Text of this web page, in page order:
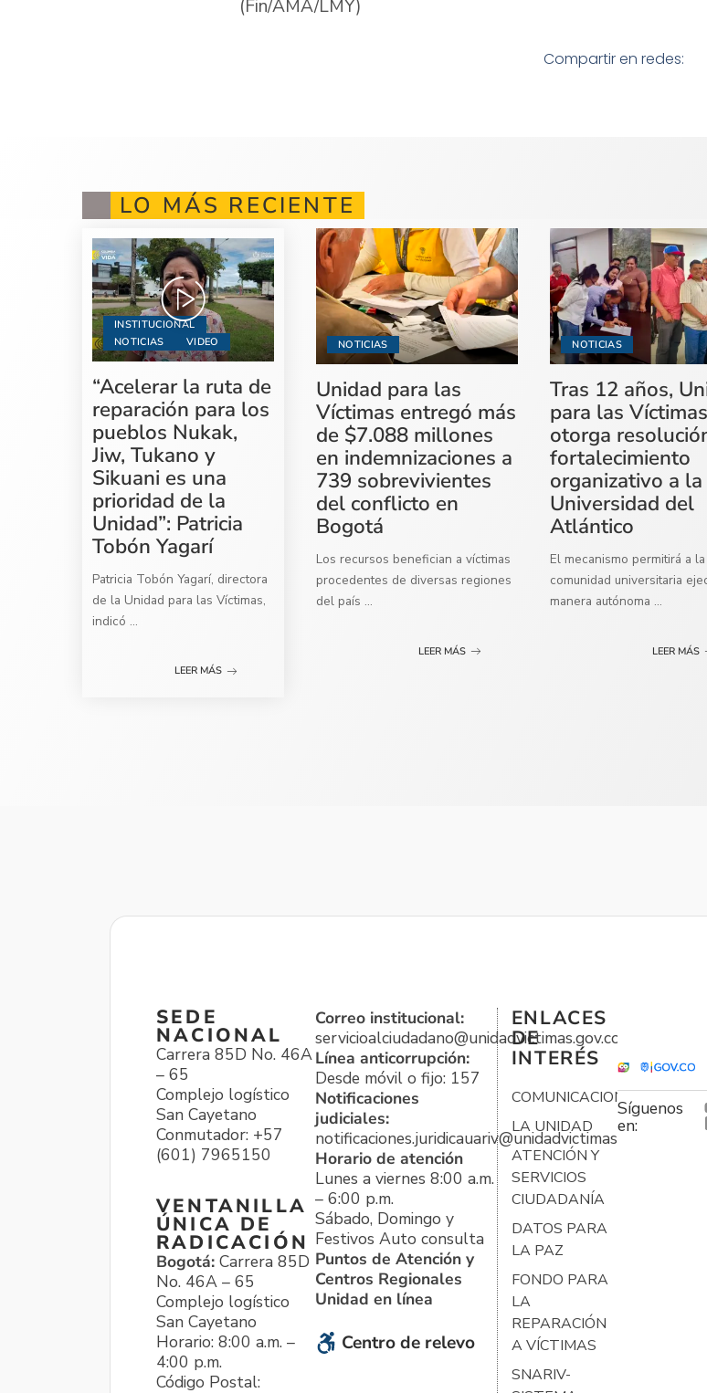
(Fin/AMA/LMY)
Compartir en redes:
LO MÁS RECIENTE
INSTITUCIONAL
NOTICIAS
VIDEO
“Acelerar la ruta de
reparación para los
pueblos Nukak,
Jiw, Tukano y
Sikuani es una
prioridad de la
Unidad”: Patricia
Tobón Yagarí
Patricia Tobón Yagarí, directora
de la Unidad para las Víctimas,
indicó ...
LEER MÁS
NOTICIAS
Unidad para las
Víctimas entregó más
de $7.088 millones
en indemnizaciones a
739 sobrevivientes
del conflicto en
Bogotá
Los recursos benefician a víctimas
procedentes de diversas regiones
del país ...
LEER MÁS
NOTICIAS
Tras 12 años,
para las Víctimas
otorga
fortalecimiento
organizativo a la
Universidad del
Atlántico
El mecanismo permitirá a la
comunidad universitaria
manera autónoma ...
LEER MÁS
SEDE
NACIONAL
Carrera 85D No. 46A
– 65
Complejo logístico
San Cayetano
Conmutador: +57
(601) 7965150
VENTANILLA
ÚNICA DE
RADICACIÓN
Bogotá: Carrera 85D
No. 46A – 65
Complejo logístico
San Cayetano
Horario: 8:00 a.m. –
4:00 p.m.
Código Postal:
Correo institucional:
servicioalciudadano@unidadvictimas.gov.co
Línea anticorrupción:
Desde móvil o fijo: 157
Notificaciones
judiciales:
notificaciones.juridicauariv@unidadvictimas.gov.co
Horario de atención
Lunes a viernes 8:00 a.m.
– 6:00 p.m.
Sábado, Domingo y
Festivos Auto consulta
Puntos de Atención y
Centros Regionales
Unidad en línea
Centro de relevo
ENLACES
DE
INTERÉS
COMUNICACIONES
LA UNIDAD
ATENCIÓN Y
SERVICIOS
CIUDADANÍA
DATOS PARA
LA PAZ
FONDO PARA
LA
REPARACIÓN
A VÍCTIMAS
SNARIV-
Síguenos
en: